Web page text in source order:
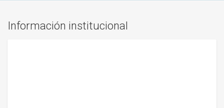
Información institucional